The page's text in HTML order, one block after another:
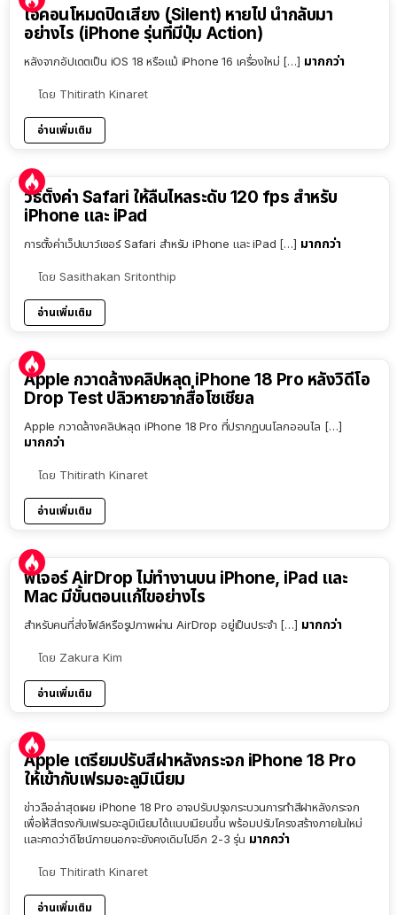
ไอคอนโหมดปิดเสียง (Silent) หายไป นำกลับมา
อย่างไร (iPhone รุ่นที่มีปุ่ม Action)
หลังจากอัปเดตเป็น iOS 18 หรือแม้ iPhone 16 เครื่องใหม่ […] มากกว่า
โดย Thitirath Kinaret
อ่านเพิ่มเติม
วิธีตั้งค่า Safari ให้ลื่นไหลระดับ 120 fps สำหรับ
iPhone และ iPad
การตั้งค่าเว็ปเบาว์เซอร์ Safari สำหรับ iPhone และ iPad […] มากกว่า
โดย Sasithakan Sritonthip
อ่านเพิ่มเติม
Apple กวาดล้างคลิปหลุด iPhone 18 Pro หลังวิดีโอ
Drop Test ปลิวหายจากสื่อโซเชียล
Apple กวาดล้างคลิปหลุด iPhone 18 Pro ที่ปรากฏบนโลกออนไล […]
มากกว่า
โดย Thitirath Kinaret
อ่านเพิ่มเติม
ฟีเจอร์ AirDrop ไม่ทำงานบน iPhone, iPad และ
Mac มีขั้นตอนแก้ไขอย่างไร
สำหรับคนที่ส่งไฟล์หรือรูปภาพผ่าน AirDrop อยู่เป็นประจำ […] มากกว่า
โดย Zakura Kim
อ่านเพิ่มเติม
Apple เตรียมปรับสีฝาหลังกระจก iPhone 18 Pro
ให้เข้ากับเฟรมอะลูมิเนียม
ข่าวลือล่าสุดเผย iPhone 18 Pro อาจปรับปรุงกระบวนการทำสีฝาหลังกระจก
เพื่อให้สีตรงกับเฟรมอะลูมิเนียมได้แนบเนียนขึ้น พร้อมปรับโครงสร้างภายในใหม่
และคาดว่าดีไซน์ภายนอกจะยังคงเดิมไปอีก 2-3 รุ่น มากกว่า
โดย Thitirath Kinaret
อ่านเพิ่มเติม